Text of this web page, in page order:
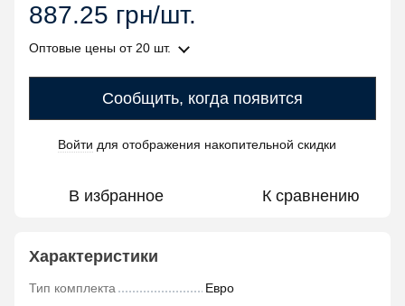
887.25 грн/шт.
Оптовые цены от 20 шт.
Сообщить, когда появится
Войти для отображения накопительной скидки
В избранное К сравнению
Характеристики
Тип комплекта Евро